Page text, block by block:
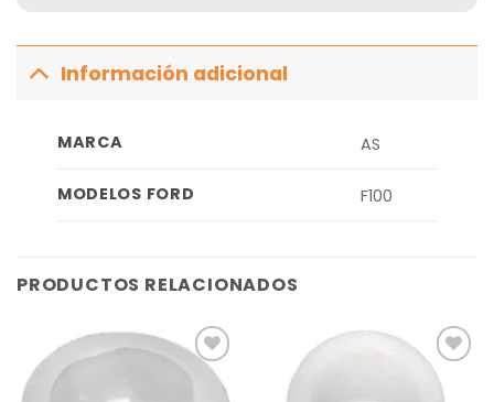
Información adicional
MARCA AS
MODELOS FORD F100
PRODUCTOS RELACIONADOS
Añadir
Añadir
a la